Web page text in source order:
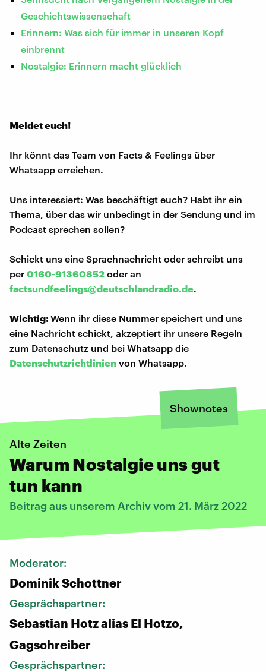
Geschichtswissenschaft
Erinnern: Was sich für immer in unseren Kopf
einbrennt
Nostalgie: Erinnern macht glücklich
Meldet euch!
Ihr könnt das Team von Facts & Feelings über
Whatsapp erreichen.
Uns interessiert: Was beschäftigt euch? Habt ihr ein
Thema, über das wir unbedingt in der Sendung und im
Podcast sprechen sollen?
Schickt uns eine Sprachnachricht oder schreibt uns
per 0160-91360852 oder an
factsundfeelings@deutschlandradio.de.
Wichtig:Wenn ihr diese Nummer speichert und uns
eine Nachricht schickt, akzeptiert ihr unsere Regeln
zum Datenschutz und bei Whatsapp die
Datenschutzrichtlinien von Whatsapp.
Shownotes
Alte Zeiten
Warum Nostalgie uns gut
tun kann
Beitrag aus unserem Archiv vom 21. März 2022
Moderator:
Dominik Schottner
Gesprächspartner:
Sebastian Hotz alias El Hotzo,
Gagschreiber
Gesprächspartner: